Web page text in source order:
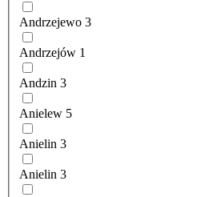
Andrzejewo 3
Andrzejów 1
Andzin 3
Anielew 5
Anielin 3
Anielin 3